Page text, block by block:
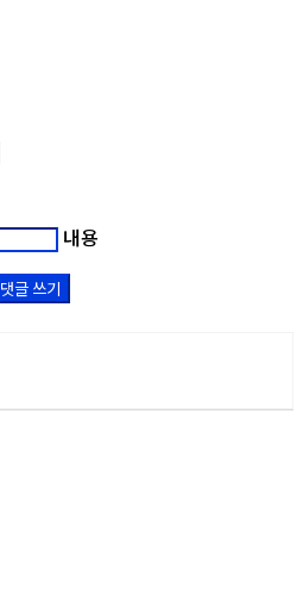
내용
댓글 쓰기